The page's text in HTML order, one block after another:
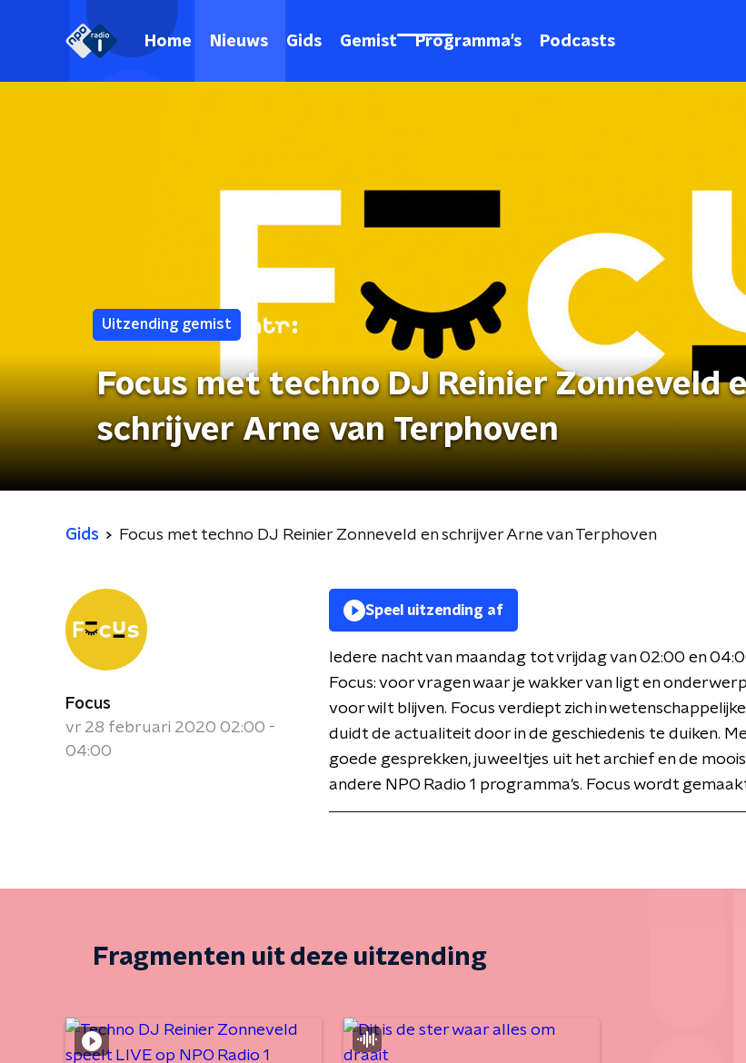
Home Nieuws Gids Gemist Programma's Podcasts
Uitzending gemist
Focus met techno DJ Reinier Zonneveld
schrijver Arne van Terphoven
Gids Focus met techno DJ Reinier Zonneveld en schrijver Arne van Terphoven
Focus
vr 28 februari 2020 02:00 -
04:00
Speel uitzending af
Iedere nacht van maandag tot vrijdag van 02:00 en
Focus: voor vragen waar je wakker van ligt en
voor wilt blijven. Focus verdiept zich in
duidt de actualiteit door in de geschiedenis te duiken.
goede gesprekken, juweeltjes uit het archief en de
andere NPO Radio 1 programma's. Focus wordt
Fragmenten uit deze uitzending